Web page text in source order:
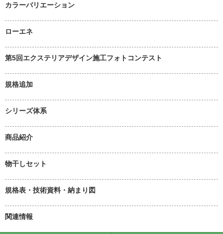
カラーバリエーション
ローエネ
第5回エクステリアデザイン施工フォトコンテスト
規格追加
シリーズ体系
商品紹介
物干しセット
規格表・技術資料・納まり図
関連情報